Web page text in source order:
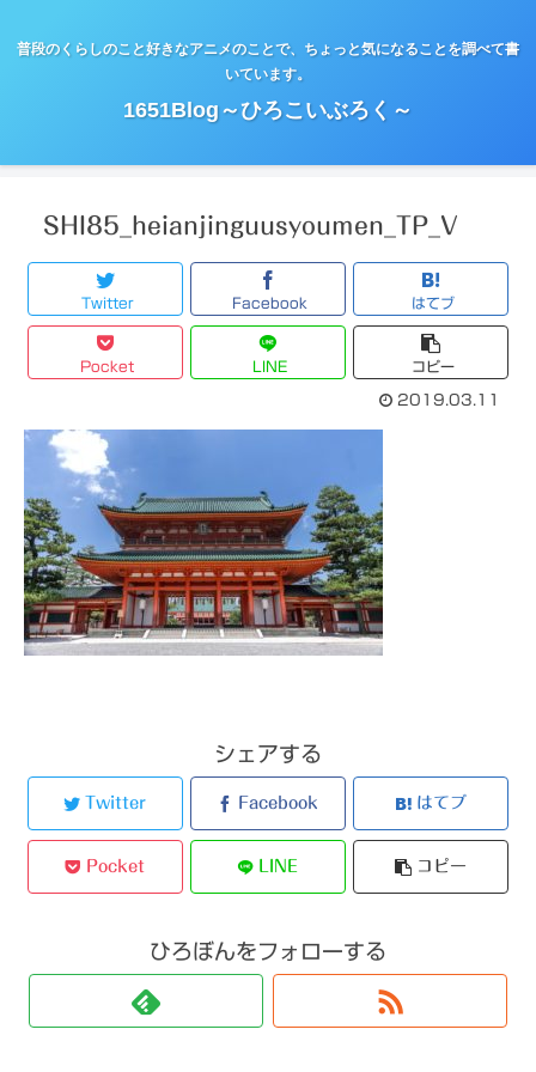
普段のくらしのこと好きなアニメのことで、ちょっと気になることを調べて書
いています。
1651Blog～ひろこいぶろく～
SHI85_heianjinguusyoumen_TP_V
Twitter Facebook はてブ
Pocket LINE コピー
2019.03.11
シェアする
Twitter Facebook はてブ
Pocket LINE コピー
ひろぼんをフォローする